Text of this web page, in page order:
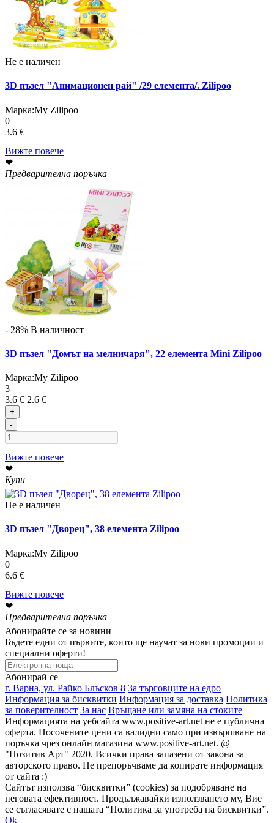
Не е наличен
3D пъзел "Анимационен рай" /29 елемента/. Zilipoo
Марка:My Zilipoo
0
3.6 €
Вижте повече
❤
Предварителна поръчка
- 28% В наличност
3D пъзел "Домът на мелничаря", 22 елемента Mini Zilipoo
Марка:My Zilipoo
3
3.6 € 2.6 €
+
-
Вижте повече
❤
Купи
Не е наличен
3D пъзел "Дворец", 38 елемента Zilipoo
Марка:My Zilipoo
0
6.6 €
Вижте повече
❤
Предварителна поръчка
Абонирайте се за новини
Бъдете едни от първите, които ще научат за нови промоции и
специални оферти!
Абонирай се
г. Варна, ул. Райко Блъсков 8 За търговците на едро
Информация за бисквитки Информация за доставка Политика
за поверителност За нас Връщане или замяна на стоките
Информацията на уебсайта www.positive-art.net не е публична
оферта. Посочените цени са валидни само при извършване на
поръчка чрез онлайн магазина www.positive-art.net. @
"Позитив Арт" 2020. Всички права запазени от закона за
авторското право. Не препоръчваме да копирате информация
от сайта :)
Сайтът използва “бисквитки” (cookies) за подобряване на
неговата ефективност. Продължавайки използването му, Вие
се съгласявате с нашата “Политика за употреба на бисквитки”.
Ok